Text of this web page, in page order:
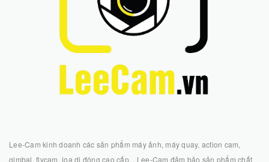
Lee-Cam kinh doanh các sản phẩm máy ảnh, máy quay, action cam,
gimbal, flycam, loa di động cao cấp... Lee-Cam đảm bảo sản phẩm chất